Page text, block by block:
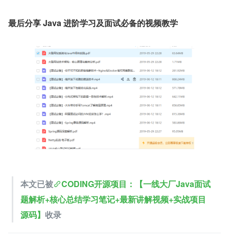
最后分享 Java 进阶学习及面试必备的视频教学
本文已被
CODING开源项目：【一线大厂Java面试
题解析+核心总结学习笔记+最新讲解视频+实战项目
源码】 收录